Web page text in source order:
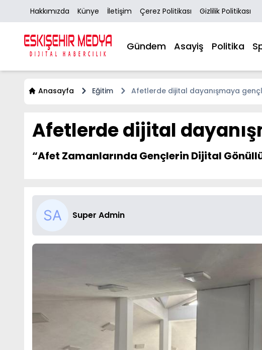
Hakkımızda Künye İletişim Çerez Politikası Gizlilik Politikası
Gündem Asayiş Politika
Anasayfa Eğitim Afetlerde dijital dayanışmaya
Afetlerde dijital
“Afet Zamanlarında Gençlerin Dijital
Super Admin